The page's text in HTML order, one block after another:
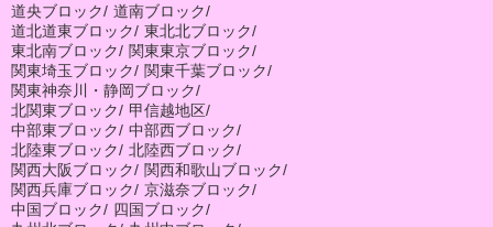
道央ブロック/ 道南ブロック/
道北道東ブロック/ 東北北ブロック/
東北南ブロック/ 関東東京ブロック/
関東埼玉ブロック/ 関東千葉ブロック/
関東神奈川・静岡ブロック/
北関東ブロック/ 甲信越地区/
中部東ブロック/ 中部西ブロック/
北陸東ブロック/ 北陸西ブロック/
関西大阪ブロック/ 関西和歌山ブロック/
関西兵庫ブロック/ 京滋奈ブロック/
中国ブロック/ 四国ブロック/